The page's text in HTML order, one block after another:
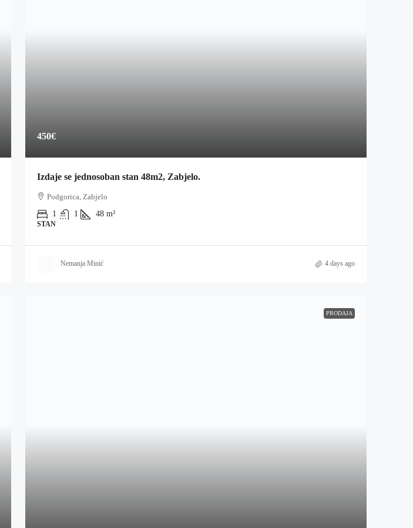
450€
Izdaje se jednosoban stan 48m2, Zabjelo.
Podgorica, Zabjelo
1
1 48 m²
STAN
Nemanja Minić 4 days ago
PRODAJA